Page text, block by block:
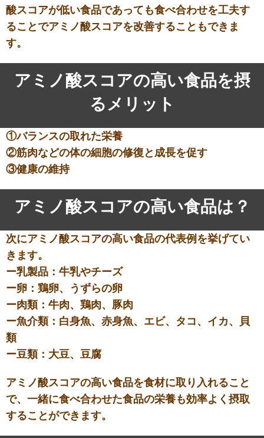
酸スコアが低い食品であっても食べ合わせを工夫す
ることでアミノ酸スコアを改善することもできま
す。
アミノ酸スコアの高い食品を摂
るメリット
①バランスの取れた栄養
②筋肉などの体の細胞の修復と成長を促す
③健康の維持
アミノ酸スコアの高い食品は？
次にアミノ酸スコアの高い食品の代表例を挙げてい
きます。
ー乳製品：牛乳やチーズ
ー卵：鶏卵、うずらの卵
ー肉類：牛肉、鶏肉、豚肉
ー魚介類：白身魚、赤身魚、エビ、タコ、イカ、貝
類
ー豆類：大豆、豆腐
アミノ酸スコアの高い食品を食材に取り入れること
で、一緒に食べ合わせた食品の栄養も効率よく摂取
することができます。